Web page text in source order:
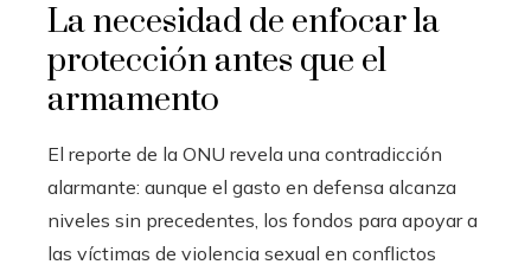
La necesidad de enfocar la
protección antes que el
armamento
El reporte de la ONU revela una contradicción
alarmante: aunque el gasto en defensa alcanza
niveles sin precedentes, los fondos para apoyar a
las víctimas de violencia sexual en conflictos